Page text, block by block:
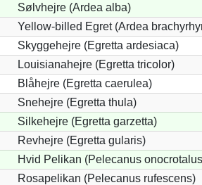
Sølvhejre (Ardea alba)
Yellow-billed Egret (Ardea
Skyggehejre (Egretta ardesiaca)
Louisianahejre (Egretta tricolor)
Blåhejre (Egretta caerulea)
Snehejre (Egretta thula)
Silkehejre (Egretta garzetta)
Revhejre (Egretta gularis)
Hvid Pelikan (Pelecanus
Rosapelikan (Pelecanus rufescens)